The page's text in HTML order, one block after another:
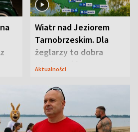
Wiatr nad Jeziorem
Tarnobrzeskim. Dla
żeglarzy to dobra
wiadomość
Aktualności